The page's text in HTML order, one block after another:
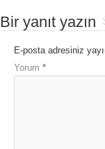
Bir yanıt yazın
E-posta adresiniz
Yorum *